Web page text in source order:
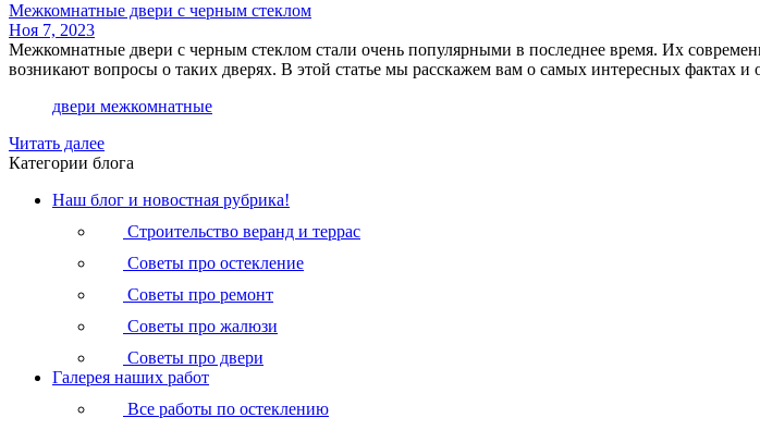
​Межкомнатные двери​ с черным стеклом
Ноя 7, 2023
Межкомнатные двери с черным стеклом стали очень популярными в последнее время. Их
возникают вопросы о таких дверях. В этой статье мы расскажем вам о самых интересных фактах
двери межкомнатные
Читать далее
Категории блога
Наш блог и новостная рубрика!
Строительство веранд и террас
Советы про остекление
Советы про ремонт
Советы про жалюзи
Советы про двери
Галерея наших работ
Все работы по остеклению